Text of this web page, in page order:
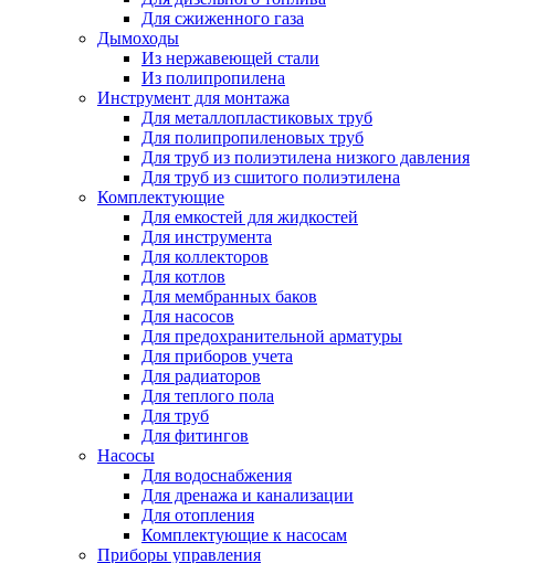
Для сжиженного газа
Дымоходы
Из нержавеющей стали
Из полипропилена
Инструмент для монтажа
Для металлопластиковых труб
Для полипропиленовых труб
Для труб из полиэтилена низкого давления
Для труб из сшитого полиэтилена
Комплектующие
Для емкостей для жидкостей
Для инструмента
Для коллекторов
Для котлов
Для мембранных баков
Для насосов
Для предохранительной арматуры
Для приборов учета
Для радиаторов
Для теплого пола
Для труб
Для фитингов
Насосы
Для водоснабжения
Для дренажа и канализации
Для отопления
Комплектующие к насосам
Приборы управления